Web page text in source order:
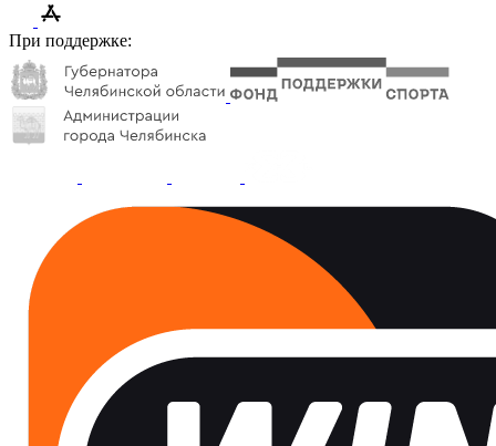
При поддержке: